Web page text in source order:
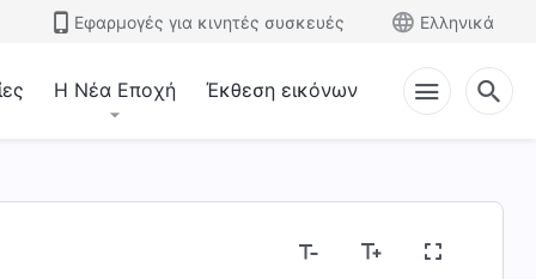
Εφαρμογές για κινητές συσκευές Ελληνικά
Η Νέα Εποχή Έκθεση εικόνων